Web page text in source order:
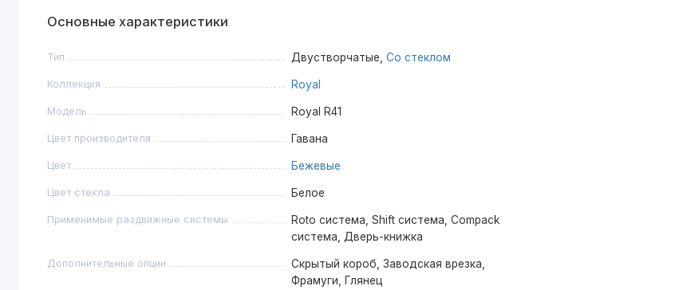
Основные характеристики
Тип Двустворчатые, Со стеклом
Коллекция Royal
Модель Royal R41
Цвет производителя Гавана
Цвет Бежевые
Цвет стекла Белое
Применимые раздвижные системы
Roto система, Shift система, Compack
система, Дверь-книжка
Дополнительные опции
Скрытый короб, Заводская врезка,
Фрамуги, Глянец